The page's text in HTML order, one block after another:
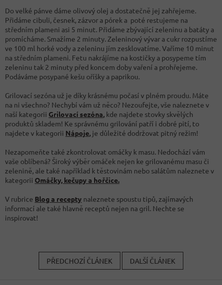
Do velké pánve dáme olivový olej a dostatečně jej zahřejeme.
Přidáme cibuli, česnek, zázvor a pórek a poté restujeme na
středním plameni asi 5 minut. Přidáme zbývající zeleninu a batáty a
promícháme. Smažíme 2 minuty. Zeleninový vývar a cukr rozpustíme
ve 100 ml horké vody a zeleninu jím zesklovatíme. Vaříme 10 minut
na středním plameni. Fetu nakrájíme na kostičky a posypeme tím
zeleninu tak 2 minuty před koncem doby vaření a prohřejeme.
Podáváme posypané kešu oříšky a paprikou.
Grilovací sezóna už je díky krásnému počasí v plném proudu. Máte
na ni všechno? Nechybí vám už něco? Nezoufejte, vše naleznete v
naší kategorii Grilovací sezóna, kde najdete stovky skvělých
produktů skladem! Ke správnému grilování patří i dobré pití, to
najdete v kategorii Nápoje, je důležité dodržovat pitný režim!
Nezapomeňte také zkontrolovat omáčky k masu. Nedochází vám
vaše oblíbená? Široký výběr omáček nejen ke grilovanému masu či
zelenině, ale také například k těstovinám nebo salátům naleznete v
kategorii Omáčky, kečupy a hořčice.
V rubrice Blog a recepty naleznete spoustu tipů, zajímavých
informací ale také hlavně receptů nejen na gril. Nechte se
inspirovat!
PŘEDCHOZÍ ČLÁNEK DALŠÍ ČLÁNEK